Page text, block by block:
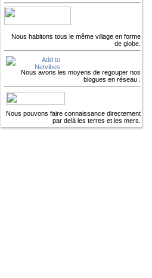
Nous habitons tous le même village en forme
de globe.
Nous avons les moyens de regouper nos
blogues en réseau .
Nous pouvons faire connaissance directement
par delà les terres et les mers.